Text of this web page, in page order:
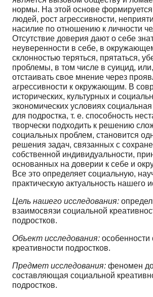
нормы. На этой основе
людей, рост агрессивности,
насилие по отношению к личности
Отсутствие доверия дают о себе
неуверенности в себе, в
склонностью теряться, прятаться,
проблемы, в том числе в суицид,
отстаивать свое мнение через
агрессивности к окружающим. В
исторических, культурных и
экономических условиях
для подростка, т. е. способность
творчески подходить к решению
социальных проблем, становится
решения задач, связанных с
собственной индивидуальности,
основанных на доверии к себе и
Все это определяет социальную,
практическую актуальность нашего
Цель нашего исследования:
взаимосвязи социальной
подростков.
Объект исследования: особенности
креативности подростков.
Предмет исследования: феномен
составляющая социальной
подростков.